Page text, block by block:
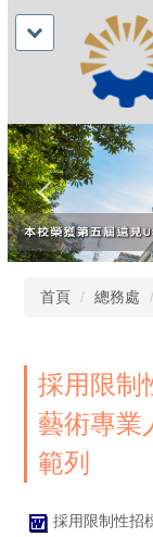
首頁 總務處
採用限制
藝術專業
範列
採用限制性招